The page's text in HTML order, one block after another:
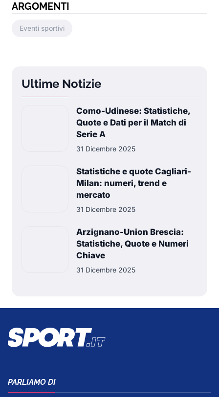
ARGOMENTI
Eventi sportivi
Ultime Notizie
Como-Udinese: Statistiche,
Quote e Dati per il Match di
Serie A
31 Dicembre 2025
Statistiche e quote Cagliari-
Milan: numeri, trend e
mercato
31 Dicembre 2025
Arzignano-Union Brescia:
Statistiche, Quote e Numeri
Chiave
31 Dicembre 2025
PARLIAMO DI